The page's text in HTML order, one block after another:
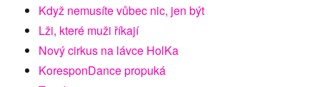
Když nemusíte vůbec nic, jen být
Lži, které muži říkají
Nový cirkus na lávce HolKa
KoresponDance propuká